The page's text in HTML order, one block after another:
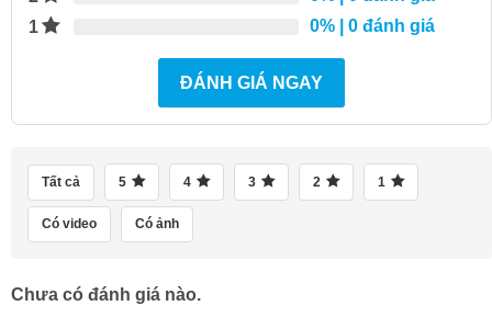
1
0% | 0 đánh giá
ĐÁNH GIÁ NGAY
Tất cả 5 4 3 2 1
Có video Có ảnh
Chưa có đánh giá nào.